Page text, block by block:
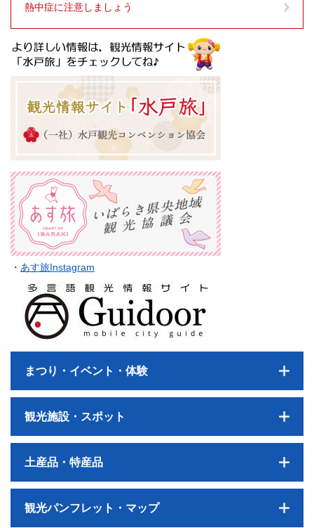
熱中症に注意しましょう
・ あす旅Instagram
まつり・イベント・体験
観光施設・スポット
土産品・特産品
観光パンフレット・マップ